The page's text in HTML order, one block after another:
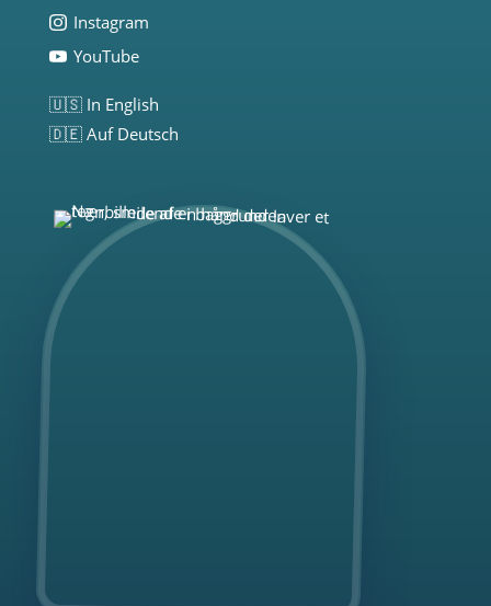
Instagram
YouTube
🇺🇸 In English
🇩🇪 Auf Deutsch